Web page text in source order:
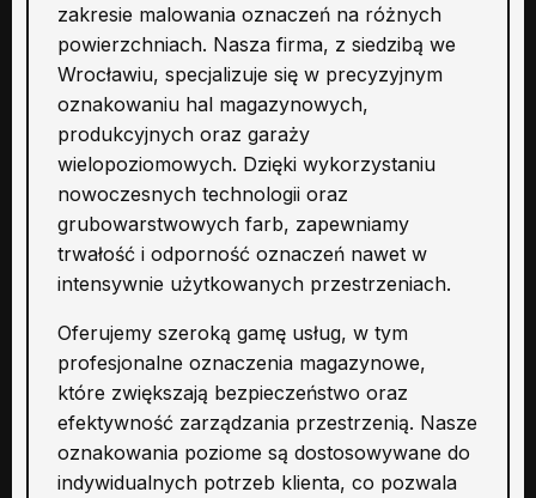
zakresie malowania oznaczeń na różnych
powierzchniach. Nasza firma, z siedzibą we
Wrocławiu, specjalizuje się w precyzyjnym
oznakowaniu hal magazynowych,
produkcyjnych oraz garaży
wielopoziomowych. Dzięki wykorzystaniu
nowoczesnych technologii oraz
grubowarstwowych farb, zapewniamy
trwałość i odporność oznaczeń nawet w
intensywnie użytkowanych przestrzeniach.
Oferujemy szeroką gamę usług, w tym
profesjonalne oznaczenia magazynowe,
które zwiększają bezpieczeństwo oraz
efektywność zarządzania przestrzenią. Nasze
oznakowania poziome są dostosowywane do
indywidualnych potrzeb klienta, co pozwala